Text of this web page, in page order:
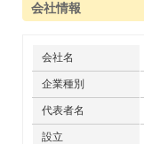
会社情報
会社名
企業種別
代表者名
設立